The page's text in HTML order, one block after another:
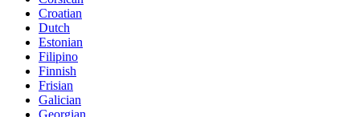
Croatian
Dutch
Estonian
Filipino
Finnish
Frisian
Galician